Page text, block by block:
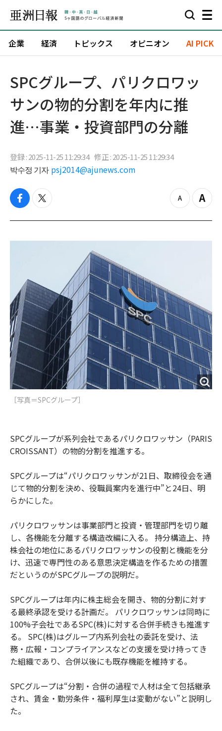
企業 経済 トピックス オピニオン AI PICK
SPCグループ、パリクロワッ
サンの物的分割を年内に推
進…事業・投資部門の分離
登録 : 2025-11-25 11:29:34 修正 : 2025-11-25 11:29:34
박수정 기자 psj2014@ajunews.com
f
c
b
t
i
t
z
o
o
Z
o
i
［写真＝SPCグループ］
SPCグループが系列会社であるパリクロワッサン（PARIS
CROISSANT）の物的分割を推進する。
SPCグループは“パリクロワッサンが21日、取締役会を通
じて物的分割を決め、役職員案内を進行中”と24日、明
らかにした。
パリクロワッサンは事業部門と投資・管理部門を切り離
し、各機能を分離する構造改編に入る。 持分構造上、持
株会社の地位にあるパリクロワッサンの役割と機能を分
け、迅速で専門性のある意思決定構造を作るための措置
だというのがSPCグループの説明だ。
SPCグループは年内に株主総会を開き、物的分割に対す
る最終承認を受ける計画だ。 パリクロワッサンは同時に
100%子会社であるSPC(株)に対する合併手続きも推進す
る。 SPC(株)はグループ内系列会社の委託を受け、法
務・広報・コンプライアンスなどの支援を受け持ってき
た組織であり、合併以後にも既存機能を維持する。
SPCグループは“分割・合併の過程で人材は全て包括継承
され、賃金・勤労条件・福利厚生は変動がない”と説明し
た。